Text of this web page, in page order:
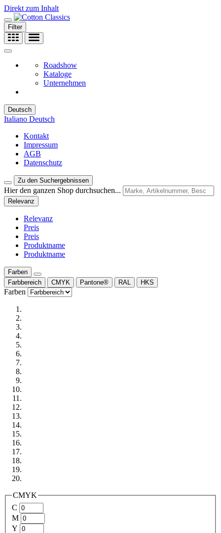
Direkt zum Inhalt
Filter
Roadshow
Kataloge
Unternehmen
Deutsch
Italiano Deutsch
Kontakt
Impressum
AGB
Datenschutz
Zu den Suchergebnissen
Hier den ganzen Shop durchsuchen...
Relevanz
Relevanz
Preis
Preis
Produktname
Produktname
Farben
Farbbereich
CMYK Pantone® RAL HKS
Farben
CMYK
C
M
Y